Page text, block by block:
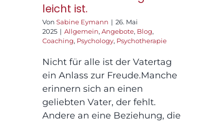
leicht ist.
Von Sabine Eymann | 26. Mai
2025 | Allgemein, Angebote, Blog,
Coaching, Psychology, Psychotherapie
Nicht für alle ist der Vatertag
ein Anlass zur Freude.Manche
erinnern sich an einen
geliebten Vater, der fehlt.
Andere an eine Beziehung, die